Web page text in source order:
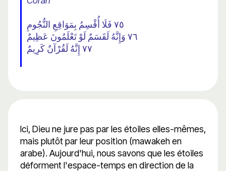
٧٥ فَلَا أُقْسِمُ بِمَوَاقِعِ النُّجُومِ
٧٦ وَإِنَّهُ لَقَسَمٌ لَوْ تَعْلَمُونَ عَظِيمٌ
٧٧ إِنَّهُ لَقُرْآنٌ كَرِيمٌ
Ici, Dieu ne jure pas par les étoiles elles-mêmes,
mais plutôt par leur position (mawakeh en
arabe). Aujourd'hui, nous savons que les étoiles
déforment l'espace-temps en direction de la